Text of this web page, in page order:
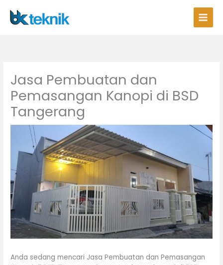
konten
Jasa Pembuatan dan
Pemasangan Kanopi di BSD
Tangerang
Anda sedang mencari Jasa Pembuatan dan Pemasangan